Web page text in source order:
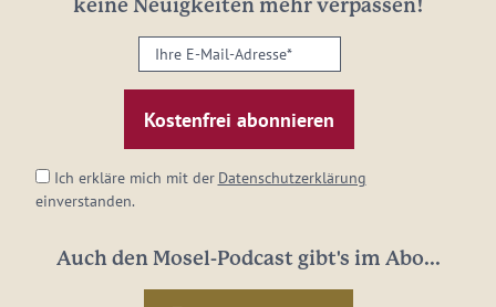
keine Neuigkeiten mehr verpassen!
Ihre
E-
Mail-
Adresse:
Ich erkläre mich mit der Datenschutzerklärung
einverstanden.
Auch den Mosel-Podcast gibt's im Abo...